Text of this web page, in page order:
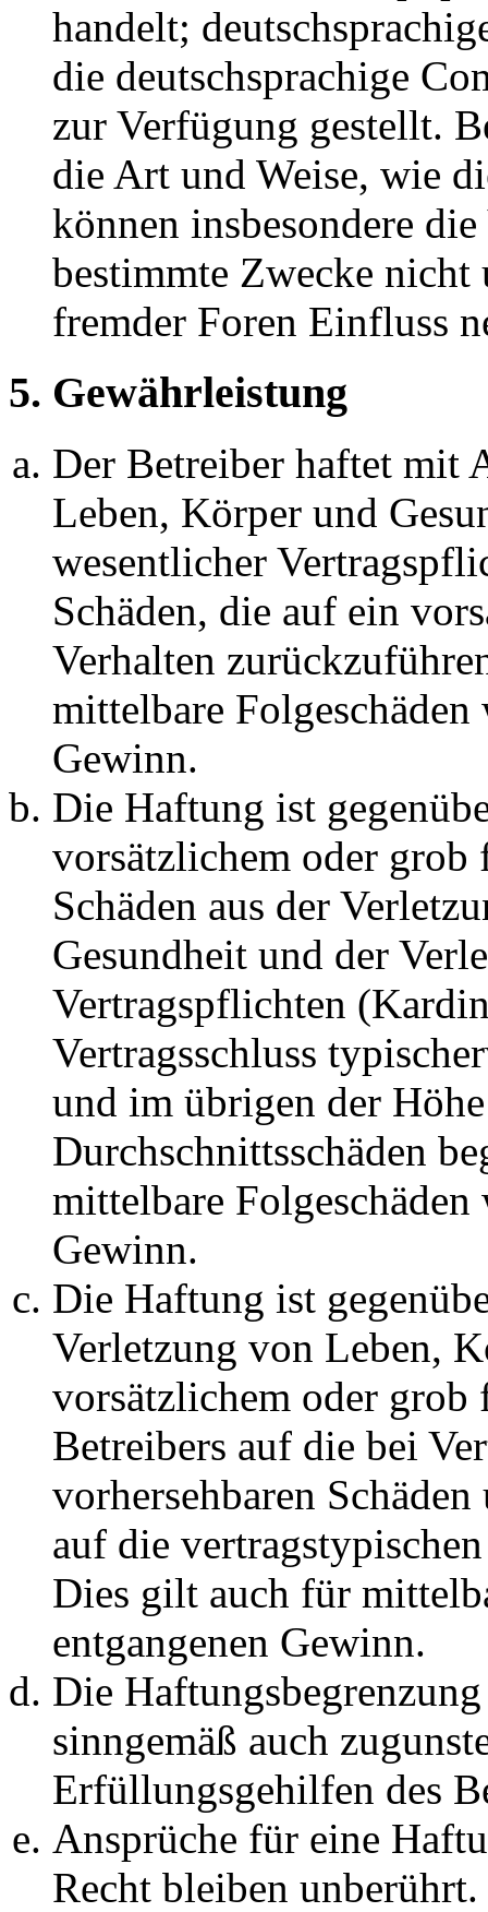
handelt;
die deutschsprachige
zur Verfügung gestellt.
die Art und Weise, wie
können insbesondere
bestimmte Zwecke nicht
fremder Foren Einfluss
5. Gewährleistung
Der Betreiber haftet mit
Leben, Körper und
wesentlicher
Schäden, die auf ein
Verhalten
mittelbare Folgeschäden
Gewinn.
Die Haftung ist
vorsätzlichem oder grob
Schäden aus der
Gesundheit und der
Vertragspflichten
Vertragsschluss
und im übrigen der
Durchschnittsschäden
mittelbare Folgeschäden
Gewinn.
Die Haftung ist
Verletzung von Leben,
vorsätzlichem oder grob
Betreibers auf die bei
vorhersehbaren
auf die
Dies gilt auch für
entgangenen Gewinn.
Die
sinngemäß auch
Erfüllungsgehilfen des
Ansprüche für eine
Recht bleiben unberührt.